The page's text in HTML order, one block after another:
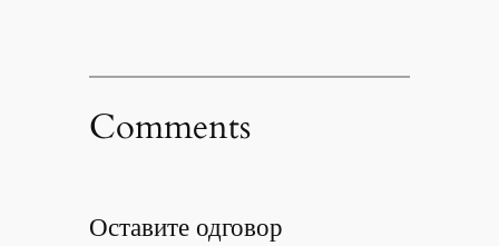
Comments
Оставите одговор